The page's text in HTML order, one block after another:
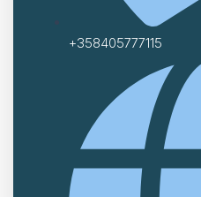
+358405777115